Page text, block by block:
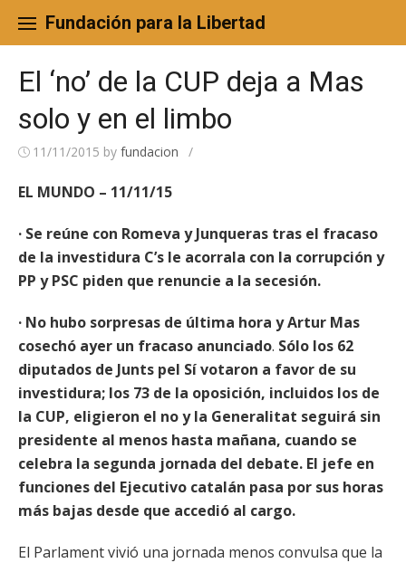
content
Fundación para la Libertad
El ‘no’ de la CUP deja a Mas
solo y en el limbo
11/11/2015 by fundacion /
EL MUNDO – 11/11/15
· Se reúne con Romeva y Junqueras tras el fracaso
de la investidura C’s le acorrala con la corrupción y
PP y PSC piden que renuncie a la secesión.
· No hubo sorpresas de última hora y Artur Mas
cosechó ayer un fracaso anunciado. Sólo los 62
diputados de Junts pel Sí votaron a favor de su
investidura; los 73 de la oposición, incluidos los de
la CUP, eligieron el no y la Generalitat seguirá sin
presidente al menos hasta mañana, cuando se
celebra la segunda jornada del debate. El jefe en
funciones del Ejecutivo catalán pasa por sus horas
más bajas desde que accedió al cargo.
El Parlament vivió una jornada menos convulsa que la